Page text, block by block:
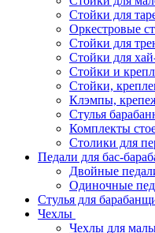
Стойки для
Оркестровые
Стойки для
Стойки для
Стойки и
Стойки,
Клэмпы,
Стулья
Комплекты
Столики для
Педали для бас-
Двойные
Одиночные
Стулья для
Чехлы
Чехлы для